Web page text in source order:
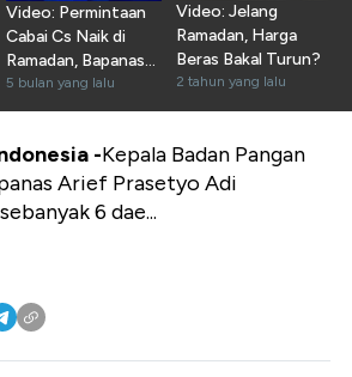
Video: Permintaan
Cabai Cs Naik di
Ramadan, Bapanas
Jamin Stok Aman
5 bulan yang lalu
Video: Jelang
Ramadan, Harga
Beras Bakal Turun?
2 tahun yang lalu
-Kepala Badan Pangan
Arief Prasetyo Adi
6 dae...